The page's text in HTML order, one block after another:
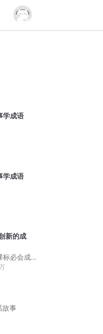
学成语
学成语
新的成
标必会成
故事